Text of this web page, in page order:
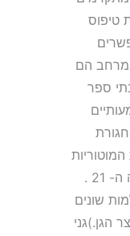
טיפוס
הם
ספר
הנפוצות ביותר אצל ילדים במאה ה- 21 .
שונים
הגן.)גני